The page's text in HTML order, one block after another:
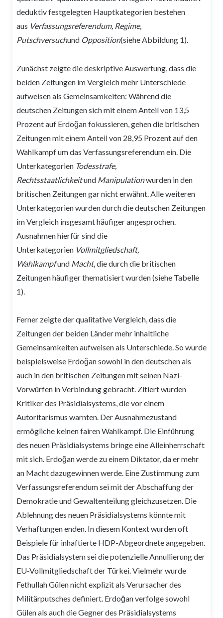
deduktiv festgelegten Hauptkategorien bestehen
aus Verfassungsreferendum, Regime,
Putschversuchund Opposition(siehe Abbildung 1).
Zunächst zeigte die deskriptive Auswertung, dass die
beiden Zeitungen im Vergleich mehr Unterschiede
aufweisen als Gemeinsamkeiten: Während die
deutschen Zeitungen sich mit einem Anteil von 13,5
Prozent auf Erdoğan fokussieren, gehen die britischen
Zeitungen mit einem Anteil von 28,95 Prozent auf den
Wahlkampf um das Verfassungsreferendum ein. Die
Unterkategorien Todesstrafe,
Rechtsstaatlichkeitund Manipulationwurden in den
britischen Zeitungen gar nicht erwähnt. Alle weiteren
Unterkategorien wurden durch die deutschen Zeitungen
im Vergleich insgesamt häufiger angesprochen.
Ausnahmen hierfür sind die
Unterkategorien Vollmitgliedschaft,
Wahlkampfund Macht, die durch die britischen
Zeitungen häufiger thematisiert wurden (siehe Tabelle
1).
Ferner zeigte der qualitative Vergleich, dass die
Zeitungen der beiden Länder mehr inhaltliche
Gemeinsamkeiten aufweisen als Unterschiede. So wurde
beispielsweise Erdoğan sowohl in den deutschen als
auch in den britischen Zeitungen mit seinen Nazi-
Vorwürfen in Verbindung gebracht. Zitiert wurden
Kritiker des Präsidialsystems, die vor einem
Autoritarismus warnten. Der Ausnahmezustand
ermögliche keinen fairen Wahlkampf. Die Einführung
des neuen Präsidialsystems bringe eine Alleinherrschaft
mit sich. Erdoğan werde zu einem Diktator, da er mehr
an Macht dazugewinnen werde. Eine Zustimmung zum
Verfassungsreferendum sei mit der Abschaffung der
Demokratie und Gewaltenteilung gleichzusetzen. Die
Ablehnung des neuen Präsidialsystems könnte mit
Verhaftungen enden. In diesem Kontext wurden oft
Beispiele für inhaftierte HDP-Abgeordnete angegeben.
Das Präsidialsystem sei die potenzielle Annullierung der
EU-Vollmitgliedschaft der Türkei. Vielmehr wurde
Fethullah Gülen nicht explizit als Verursacher des
Militärputsches definiert. Erdoğan verfolge sowohl
Gülen als auch die Gegner des Präsidialsystems